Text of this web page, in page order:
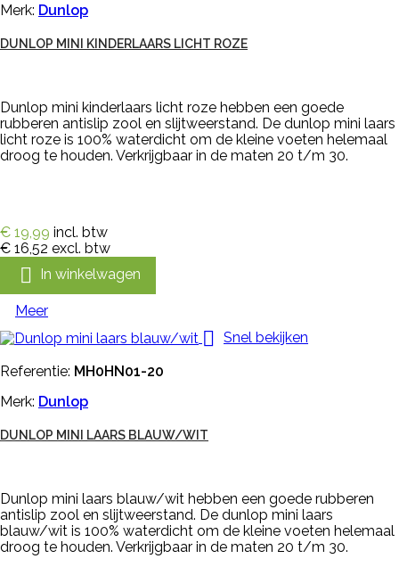
Merk: Dunlop
DUNLOP MINI KINDERLAARS LICHT ROZE
Dunlop mini kinderlaars licht roze hebben een goede
rubberen antislip zool en slijtweerstand. De dunlop mini laars
licht roze is 100% waterdicht om de kleine voeten helemaal
droog te houden. Verkrijgbaar in de maten 20 t/m 30.
€ 19,99 incl. btw
€ 16,52 excl. btw
 In winkelwagen
Meer
 Snel bekijken
Referentie: MH0HN01-20
Merk: Dunlop
DUNLOP MINI LAARS BLAUW/WIT
Dunlop mini laars blauw/wit hebben een goede rubberen
antislip zool en slijtweerstand. De dunlop mini laars
blauw/wit is 100% waterdicht om de kleine voeten helemaal
droog te houden. Verkrijgbaar in de maten 20 t/m 30.